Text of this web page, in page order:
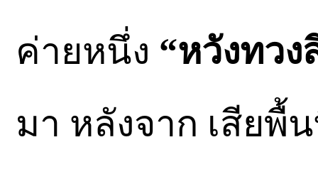
ค่ายหนึ่ง “หวังทวง
มา หลังจาก เสียพื้